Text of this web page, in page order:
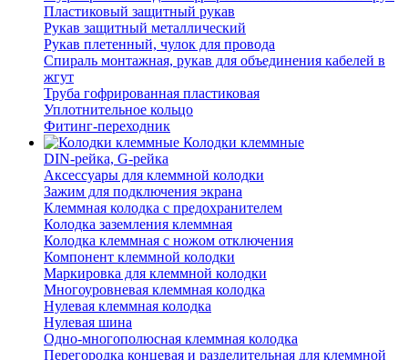
Пластиковый защитный рукав
Рукав защитный металлический
Рукав плетенный, чулок для провода
Спираль монтажная, рукав для объединения кабелей в
жгут
Труба гофрированная пластиковая
Уплотнительное кольцо
Фитинг-переходник
Колодки клеммные
DIN-рейка, G-рейка
Аксессуары для клеммной колодки
Зажим для подключения экрана
Клеммная колодка с предохранителем
Колодка заземления клеммная
Колодка клеммная с ножом отключения
Компонент клеммной колодки
Маркировка для клеммной колодки
Многоуровневая клеммная колодка
Нулевая клеммная колодка
Нулевая шина
Одно-многополюсная клеммная колодка
Перегородка концевая и разделительная для клеммной